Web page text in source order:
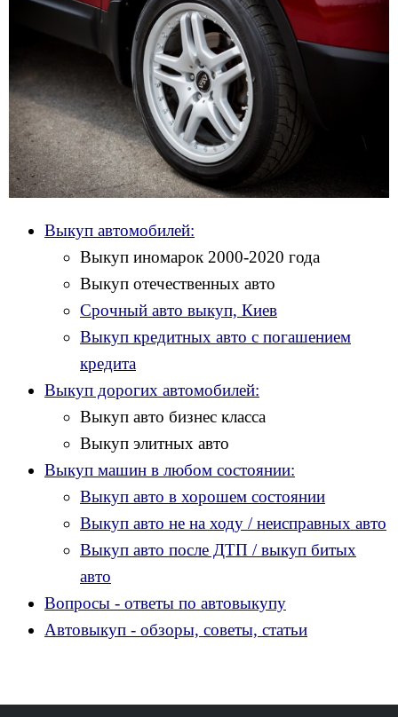
Выкуп автомобилей:
Выкуп иномарок 2000-2020 года
Выкуп отечественных авто
Срочный авто выкуп, Киев
Выкуп кредитных авто с погашением
кредита
Выкуп дорогих автомобилей:
Выкуп авто бизнес класса
Выкуп элитных авто
Выкуп машин в любом состоянии:
Выкуп авто в хорошем состоянии
Выкуп авто не на ходу / неисправных авто
Выкуп авто после ДТП / выкуп битых
авто
Вопросы - ответы по автовыкупу
Автовыкуп - обзоры, советы, статьи